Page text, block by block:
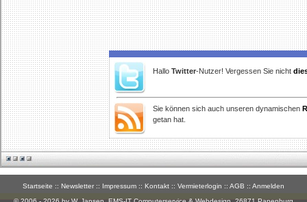
Hallo Twitter-Nutzer! Vergessen Sie nicht
Sie können sich auch unseren dynamischen
getan hat.
Startseite :: Newsletter :: Impressum :: Kontakt :: Vermieterlogin :: AGB :: Anmelden